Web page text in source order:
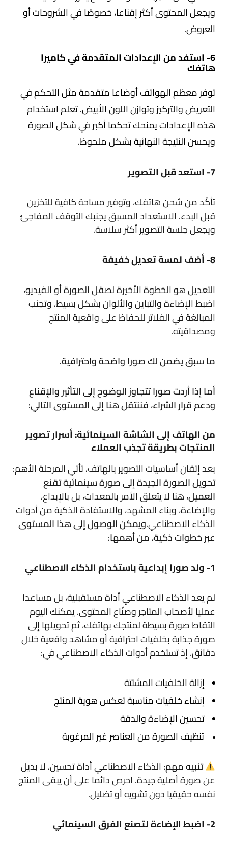
ويجعل المحتوى أكثر إقناعا، خصوصًا في الشروحات أو
العروض.
6- استفد من الإعدادات المتقدمة في كاميرا
هاتفك
توفر معظم الهواتف أوضاعا متقدمة مثل التحكم في
التعريض والتركيز وتوازن اللون الأبيض. تعلم استخدام
هذه الإعدادات يمنحك تحكما أكبر في شكل الصورة
ويحسن النتيجة النهائية بشكل ملحوظ.
7- استعد قبل التصوير
تأكّد من شحن هاتفك، وتوفير مساحة كافية للتخزين
قبل البدء. الاستعداد المسبق يجنبك التوقف المفاجئ
ويجعل جلسة التصوير أكثر سلاسة.
8- أضف لمسة تعديل خفيفة
التعديل هو الخطوة الأخيرة لصقل الصورة أو الفيديو،
اضبط الإضاءة والتباين والألوان بشكل بسيط، وتجنب
المبالغة في الفلاتر للحفاظ على واقعية المنتج
ومصداقيته.
ما سبق يضمن لك صورا واضحة واحترافية.
أما إذا أردت صورا تتجاوز الوضوح إلى التأثير والإقناع
ودعم قرار الشراء، فننتقل هنا إلى المستوى التالي:
من الهاتف إلى الشاشة السينمائية: أسرار تصوير
المنتجات بطريقة تجذب العملاء
بعد إتقان أساسيات التصوير بالهاتف، تأتي المرحلة الأهم:
تحويل الصورة الجيدة إلى صورة سينمائية تقنع
العميل، هنا لا يتعلق الأمر بالمعدات، بل بالإبداع،
والإضاءة، وبناء المشهد، والاستفادة الذكية من أدوات
الذكاء الاصطناعي.ويمكن الوصول إلى هذا المستوى
عبر خطوات ذكية، من أهمها:
1- ولد صورا إبداعية باستخدام الذكاء الاصطناعي
لم يعد الذكاء الاصطناعي أداة مستقبلية، بل مساعدا
عمليا لأصحاب المتاجر وصنّاع المحتوى. يمكنك اليوم
التقاط صورة بسيطة لمنتجك بهاتفك، ثم تحويلها إلى
صورة جذابة بخلفيات احترافية أو مشاهد واقعية خلال
دقائق. إذ تستخدم أدوات الذكاء الاصطناعي في:
إزالة الخلفيات المشتتة
إنشاء خلفيات مناسبة تعكس هوية المنتج
تحسين الإضاءة والدقة
تنظيف الصورة من العناصر غير المرغوبة
تنبيه مهم:الذكاء الاصطناعي أداة تحسين، لا بديل
عن صورة أصلية جيدة. احرص دائما على أن يبقى المنتج
نفسه حقيقيا دون تشويه أو تضليل.
2- اضبط الإضاءة لتصنع الفرق السينمائي